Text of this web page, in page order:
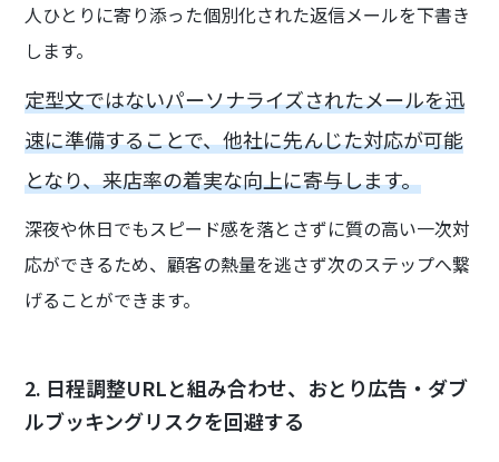
人ひとりに寄り添った個別化された返信メールを下書き
します。
定型文ではないパーソナライズされたメールを迅
速に準備することで、他社に先んじた対応が可能
となり、来店率の着実な向上に寄与します。
深夜や休日でもスピード感を落とさずに質の高い一次対
応ができるため、顧客の熱量を逃さず次のステップへ繋
げることができます。
2. 日程調整URLと組み合わせ、おとり広告・ダブ
ルブッキングリスクを回避する